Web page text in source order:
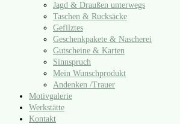
Jagd & Draußen unterwegs
Taschen & Rucksäcke
Gefilztes
Geschenkpakete & Nascherei
Gutscheine & Karten
Sinnspruch
Mein Wunschprodukt
Andenken /​Trauer
Motivgalerie
Werkstätte
Kontakt